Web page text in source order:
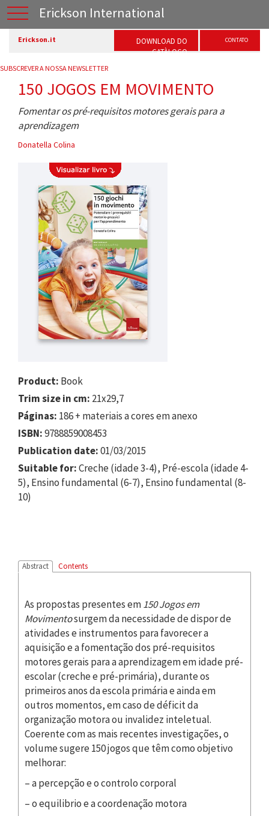
Erickson International
Erickson.it
DOWNLOAD DO
CATÀLOGO
CONTATO
SUBSCREVER A NOSSA NEWSLETTER
150 JOGOS EM MOVIMENTO
Fomentar os pré-requisitos motores gerais para a
aprendizagem
Donatella Colina
Product: Book
Trim size in cm: 21x29,7
Páginas: 186 + materiais a cores em anexo
ISBN:9788859008453
Publication date:01/03/2015
Suitable for:Creche (idade 3-4), Pré-escola (idade 4-
5), Ensino fundamental (6-7), Ensino fundamental (8-
10)
Abstract Contents
As propostas presentes em150 Jogos em
Movimentosurgem da necessidade de dispor de
atividades e instrumentos para favorecer a
aquisição e a fomentação dos pré-requisitos
motores gerais para a aprendizagem em idade pré-
escolar (creche e pré-primária), durante os
primeiros anos da escola primária e ainda em
outros momentos, em caso de déficit da
organização motora ou invalidez inteletual.
Coerente com as mais recentes investigações, o
volume sugere 150 jogos que têm como objetivo
melhorar:
– a percepção e o controlo corporal
– o equilibrio e a coordenação motora